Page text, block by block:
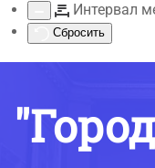
Интервал
Сбросить